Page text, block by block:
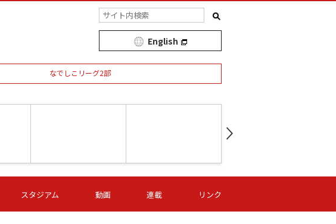
English
なでしこリーグ2部
第16節 09/06 (日) 15:00
-
第16節 09/06 (日) 15:00
- -
スタジアム 動画 連載 リンク